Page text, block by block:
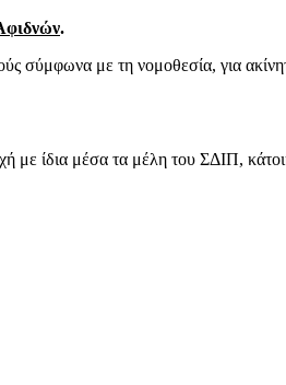
.
σύμφωνα με τη νομοθεσία, για
με ίδια μέσα τα μέλη του ΣΔΙΠ,